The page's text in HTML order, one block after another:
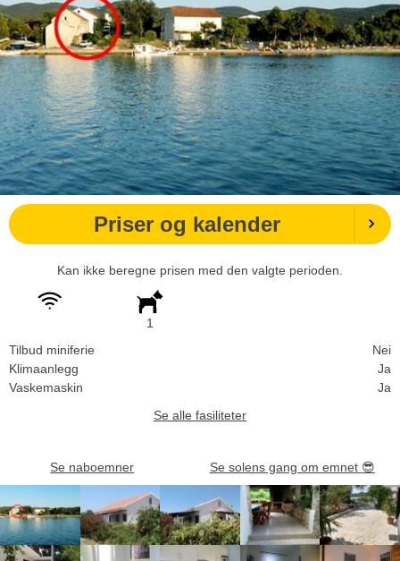
Priser og kalender
Kan ikke beregne prisen med den valgte perioden.
1
Tilbud miniferie
Nei
Klimaanlegg
Ja
Vaskemaskin
Ja
Se alle fasiliteter
Se naboemner Se solens gang om emnet 😎